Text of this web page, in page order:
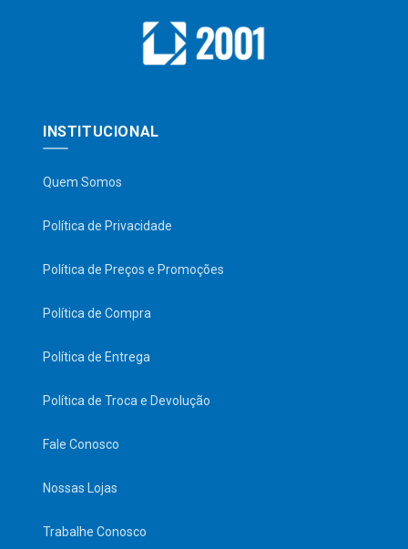
INSTITUCIONAL
Quem Somos
Política de Privacidade
Política de Preços e Promoções
Política de Compra
Política de Entrega
Política de Troca e Devolução
Fale Conosco
Nossas Lojas
Trabalhe Conosco